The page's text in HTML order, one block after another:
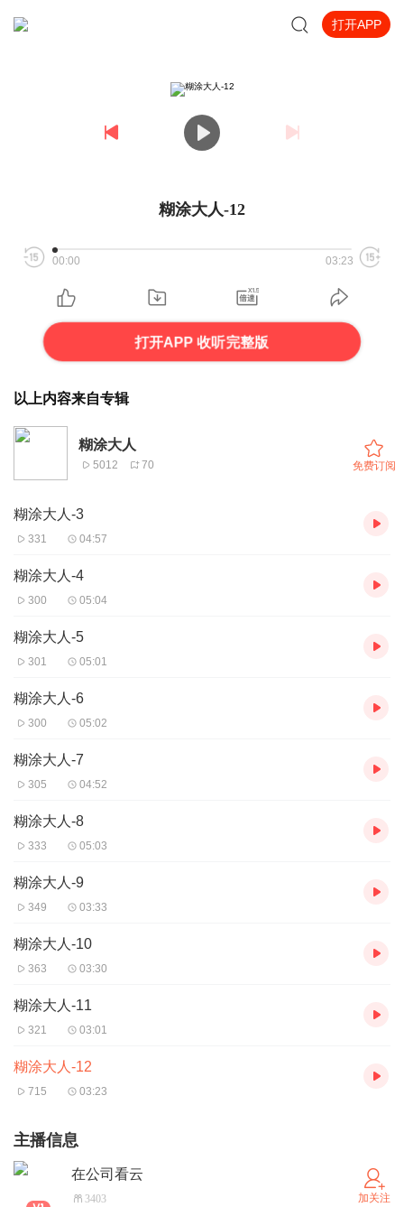
打开APP
糊涂大人-12
00:00 03:23
打开APP 收听完整版
以上内容来自专辑
糊涂大人
5012 70 免费订阅
糊涂大人-3
331 04:57
糊涂大人-4
300 05:04
糊涂大人-5
301 05:01
糊涂大人-6
300 05:02
糊涂大人-7
305 04:52
糊涂大人-8
333 05:03
糊涂大人-9
349 03:33
糊涂大人-10
363 03:30
糊涂大人-11
321 03:01
糊涂大人-12
715 03:23
主播信息
在公司看云
3403 加关注